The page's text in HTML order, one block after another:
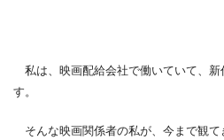
私は、映画配給会社で働いていて、新
す。
そんな映画関係者の私が、今まで観